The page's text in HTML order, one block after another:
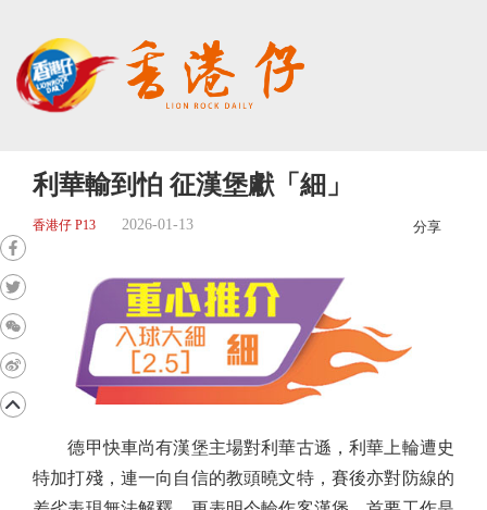
利華輸到怕 征漢堡獻「細」
香港仔 P13 2026-01-13 分享
德甲快車尚有漢堡主場對利華古遜，利華上輪遭史
特加打殘，連一向自信的教頭曉文特，賽後亦對防線的